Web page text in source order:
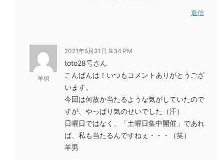
返信
羊男
2021年5月31日 9:34 PM
toto28号さん
こんばんは！いつもコメントありがとうござ
います。
今回は何故か当たるような気がしていたので
すが、やっぱり気のせいでした（汗）
日曜日ではなく、「土曜日集中開催」であれ
ば、私も当たるんですねぇ・・・（笑）
羊男